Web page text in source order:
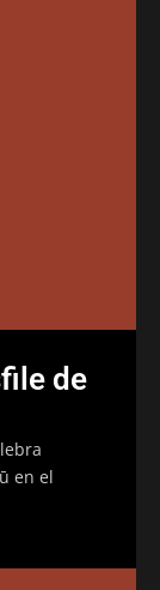
de
en el